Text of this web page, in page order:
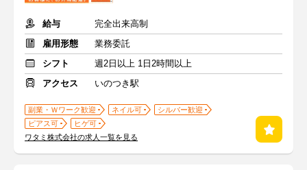
給与
完全出来高制
雇用形態
業務委託
シフト
週2日以上 1日2時間以上
アクセス
いのつき駅
副業・Ｗワーク歓迎 ネイル可
シルバー歓迎
ピアス可
ヒゲ可
ワタミ株式会社の求人一覧を見る